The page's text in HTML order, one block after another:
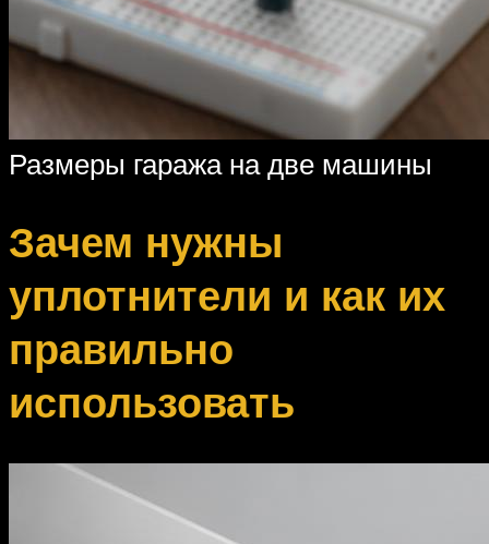
Размеры гаража на две машины
Зачем нужны
уплотнители и как их
правильно
использовать